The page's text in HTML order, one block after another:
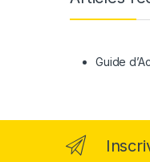
Guide